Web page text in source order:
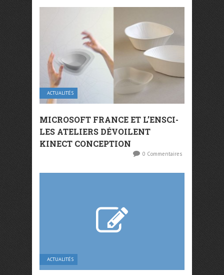
ACTUALITÉS
MICROSOFT FRANCE ET L’ENSCI-
LES ATELIERS DÉVOILENT
KINECT CONCEPTION
0 Commentaires
ACTUALITÉS